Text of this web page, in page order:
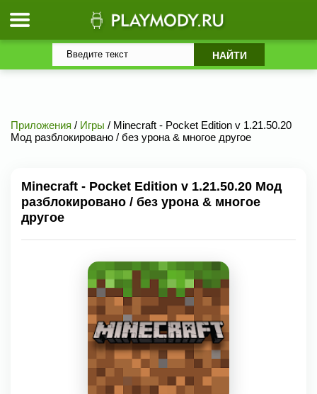
Приложения / Игры / Minecraft - Pocket Edition v 1.21.50.20
Мод разблокировано / без урона & многое другое
Minecraft - Pocket Edition v 1.21.50.20 Мод
разблокировано / без урона & многое
другое